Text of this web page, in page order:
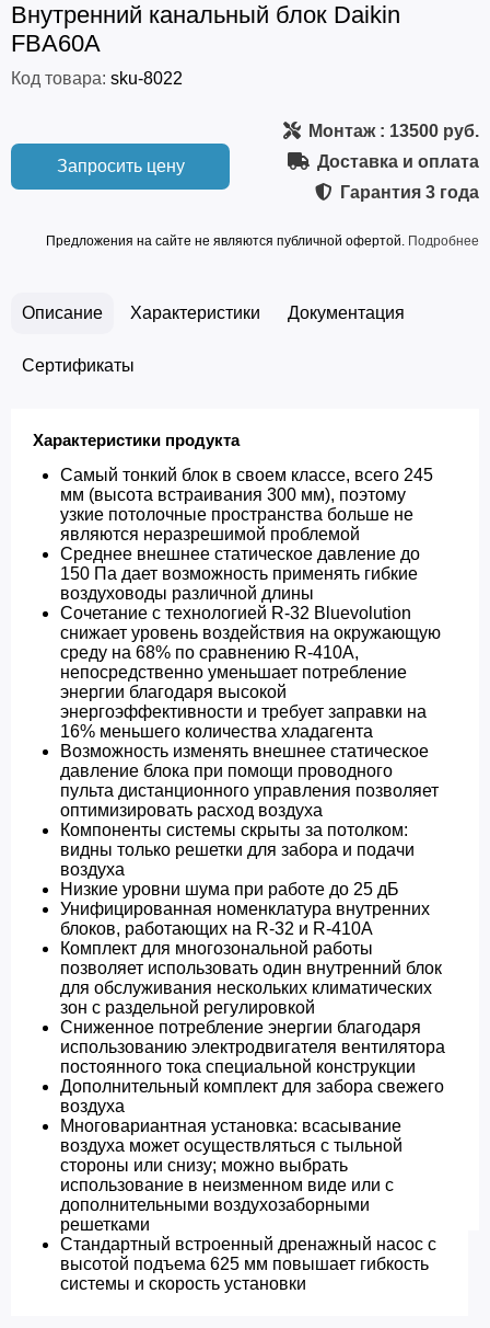
Внутренний канальный блок Daikin
FBA60A
Код товара: sku-8022
Запросить цену
Монтаж: 13500 руб.
Доставка и оплата
Гарантия 3 года
Предложения на сайте не являются публичной офертой. Подробнее
Описание Характеристики Документация
Сертификаты
Характеристики продукта
Самый тонкий блок в своем классе, всего 245
мм (высота встраивания 300 мм), поэтому
узкие потолочные пространства больше не
являются неразрешимой проблемой
Среднее внешнее статическое давление до
150 Па дает возможность применять гибкие
воздуховоды различной длины
Сочетание с технологией R-32 Bluevolution
снижает уровень воздействия на окружающую
среду на 68% по сравнению R-410A,
непосредственно уменьшает потребление
энергии благодаря высокой
энергоэффективности и требует заправки на
16% меньшего количества хладагента
Возможность изменять внешнее статическое
давление блока при помощи проводного
пульта дистанционного управления позволяет
оптимизировать расход воздуха
Компоненты системы скрыты за потолком:
видны только решетки для забора и подачи
воздуха
Низкие уровни шума при работе до 25 дБ
Унифицированная номенклатура внутренних
блоков, работающих на R-32 и R-410A
Комплект для многозональной работы
позволяет использовать один внутренний блок
для обслуживания нескольких климатических
зон с раздельной регулировкой
Сниженное потребление энергии благодаря
использованию электродвигателя вентилятора
постоянного тока специальной конструкции
Дополнительный комплект для забора свежего
воздуха
Многовариантная установка: всасывание
воздуха может осуществляться с тыльной
стороны или снизу; можно выбрать
использование в неизменном виде или с
дополнительными воздухозаборными
решетками
Стандартный встроенный дренажный насос с
высотой подъема 625 мм повышает гибкость
системы и скорость установки